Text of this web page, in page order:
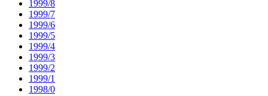
1999/8
1999/7
1999/6
1999/5
1999/4
1999/3
1999/2
1999/1
1998/0